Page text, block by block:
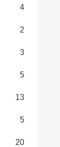
4
2
3
5
13
5
20